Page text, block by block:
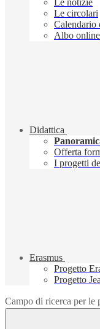
Le notizie
Le circolari
Calendario
Albo online
Didattica
Offerta
I progetti
Erasmus
Progetto
Progetto
Campo di ricerca per le